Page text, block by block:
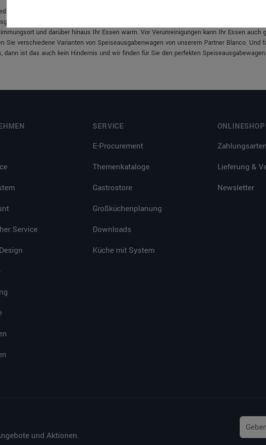
Bereich kommt der Gast zum Essen, sondern das Essen muss auch mal zum Gast,
löst mehrere Probleme gleichzeitig. Zum einen brauchen Sie sich keine
und darüber hinaus Ihr Essen warm. Vor Verunreinigungen kann Ihr Essen
Sie verschiedene Varianten von Speiseausgabenwagen von unserem Partner Blanco.
dann ist das auch kein Hindernis und wir finden für Sie den perfekten Speiseausgabewagen.
Service
SERVICE
E-Procurement
Themenkataloge
Gastrostore
Großküchenplanung
Downloads
Küche mit System
ONLINESHOP
Zahlungsarten
Lieferung &
Newsletter
und Aktionen.